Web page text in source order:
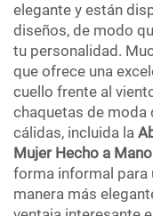
elegante y están
diseños, de modo
tu personalidad.
que ofrece una
cuello frente al
chaquetas de moda
cálidas, incluida la
Mujer Hecho a
forma informal para
manera más